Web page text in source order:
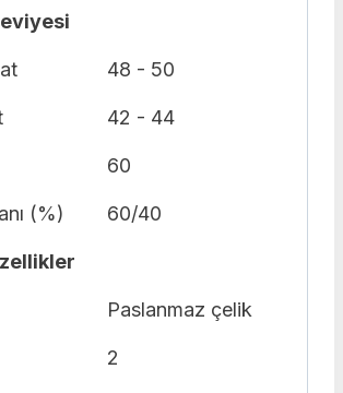
48 - 50
42 - 44
60
(%) 60/40
Paslanmaz çelik
2